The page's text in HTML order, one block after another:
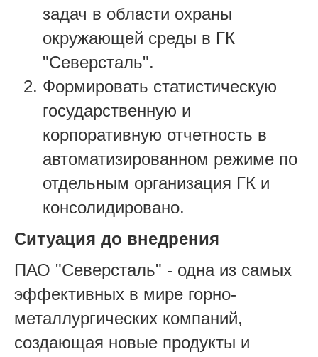
задач в области охраны
окружающей среды в ГК
"Северсталь".
Формировать статистическую
государственную и
корпоративную отчетность в
автоматизированном режиме по
отдельным организация ГК и
консолидировано.
Ситуация до внедрения
ПАО "Северсталь" - одна из самых
эффективных в мире горно-
металлургических компаний,
создающая новые продукты и